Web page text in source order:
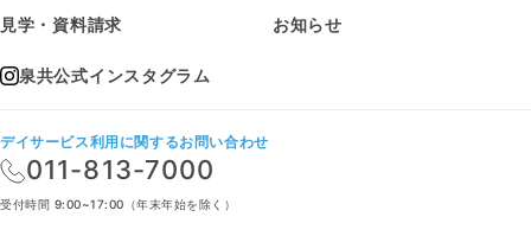
見学・資料請求 お知らせ
泉共公式インスタグラム
デイサービス利用に関するお問い合わせ
011-813-7000
受付時間 9:00~17:00（年末年始を除く）